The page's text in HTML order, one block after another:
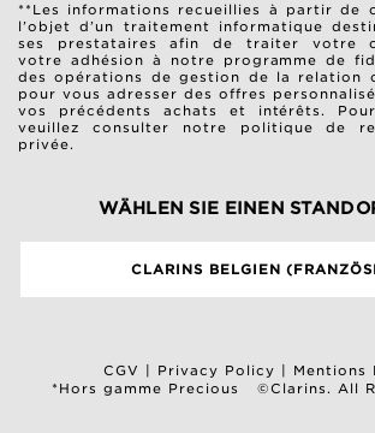
**Les informations recueillies à partir de
l’objet d’un traitement informatique
ses prestataires afin de traiter votre
votre adhésion à notre programme de
des opérations de gestion de la relation
pour vous adresser des offres
vos précédents achats et intérêts.
veuillez consulter notre
politique de
privée.
WÄHLEN SIE EINEN
CLARINS BELGIEN
CGV Privacy Policy
Mentions
*Hors gamme Precious
©Clarins. All